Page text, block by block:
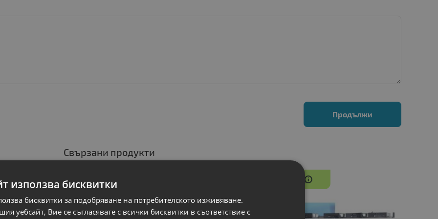
Продължи
Свързани продукти
A
използва бисквитки
бисквитки за подобряване на потребителското изживяване.
уебсайт, Вие се съгласявате с всички бисквитки в съответствие с